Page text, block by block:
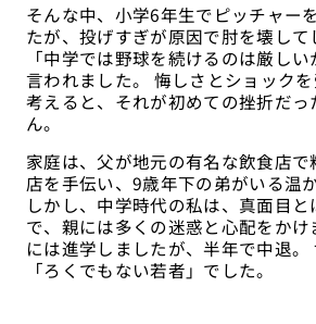
そんな中、小学6年生でピッチャー
たが、投げすぎが原因で肘を壊して
「中学では野球を続けるのは厳し
言われました。 悔しさとショック
考えると、それが初めての挫折だ
ん。
家庭は、父が地元の有名な飲食店で
店を手伝い、9歳年下の弟がいる温
しかし、中学時代の私は、真面目
で、親には多くの迷惑と心配をか
には進学しましたが、半年で中退。
「ろくでもない若者」でした。